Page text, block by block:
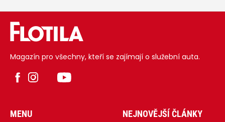
Magazín pro všechny, kteří se zajímají o služební auta.
MENU NEJNOVĚJŠÍ ČLÁNKY